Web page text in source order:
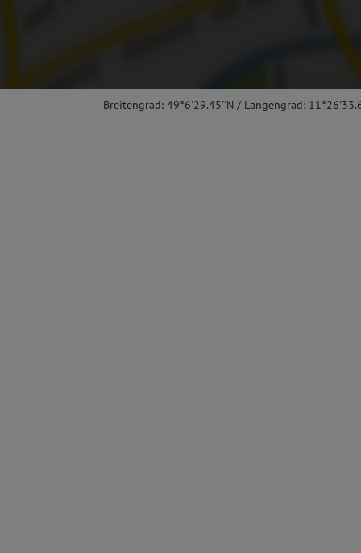
Breitengrad: 49°6'29.45''N / Längengrad: